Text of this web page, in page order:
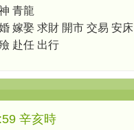
青龍
嫁娶 求財 開市 交易 安床
赴任 出行
辛亥時